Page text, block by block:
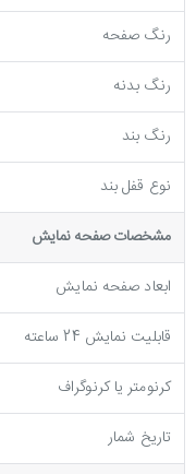
رنگ صفحه
رنگ بدنه
رنگ بند
نوع قفل بند
مشخصات صفحه نمايش
ابعاد صفحه نمایش
قابلیت نمایش 24 ساعته
کرنومتر یا کرنوگراف
تاریخ شمار